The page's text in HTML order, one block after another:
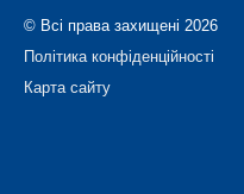
© Всі права захищені 2026
Політика конфіденційності
Карта сайту